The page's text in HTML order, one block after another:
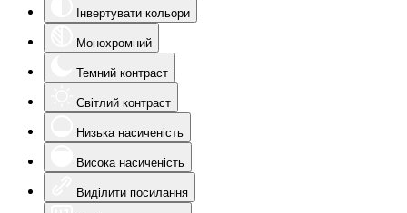
Інвертувати кольори
Монохромний
Темний контраст
Світлий контраст
Низька насиченість
Висока насиченість
Виділити посилання